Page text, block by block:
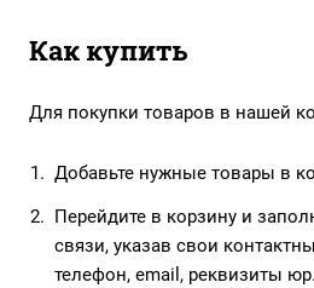
Как купить
Для покупки товаров в нашей
Добавьте нужные товары в
Перейдите в корзину и
связи, указав свои
телефон, email, реквизиты